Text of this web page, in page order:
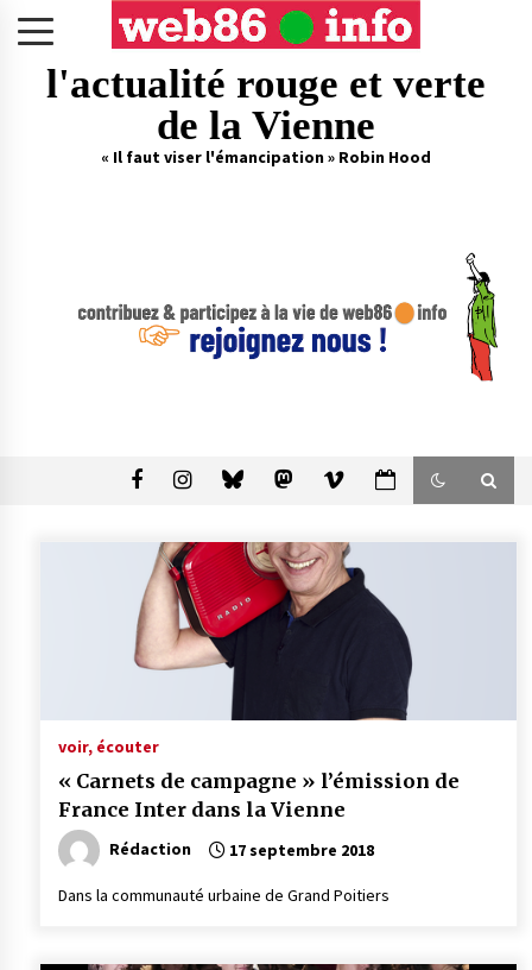
l'actualité rouge et verte
de la Vienne
« Il faut viser l'émancipation » Robin Hood
voir, écouter
« Carnets de campagne » l’émission de
France Inter dans la Vienne
Rédaction 17 septembre 2018
Dans la communauté urbaine de Grand Poitiers